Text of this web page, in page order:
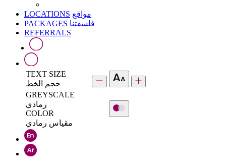
LOCATIONS مواقع
PACKAGES فلسفتنا
REFERRALS
TEXT SIZE
حجم الخط
GREYSCALE
رمادي
COLOR
مقياس رمادي